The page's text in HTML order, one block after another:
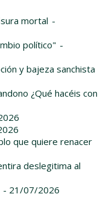
mortal -
político" -
y bajeza sanchista
¿Qué hacéis con
que quiere renacer
deslegitima al
- 21/07/2026